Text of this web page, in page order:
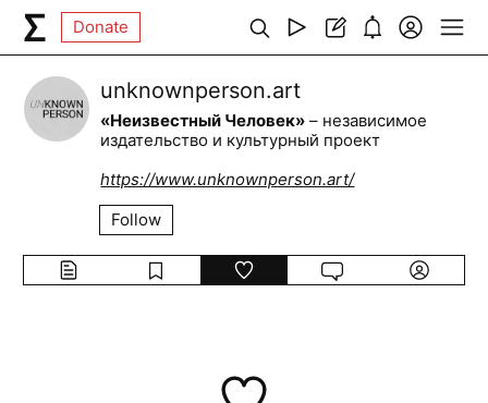
Donate
unknownperson.art
«Неизвестный Человек» – независимое
издательство и культурный проект
https://www.unknownperson.art/
Follow